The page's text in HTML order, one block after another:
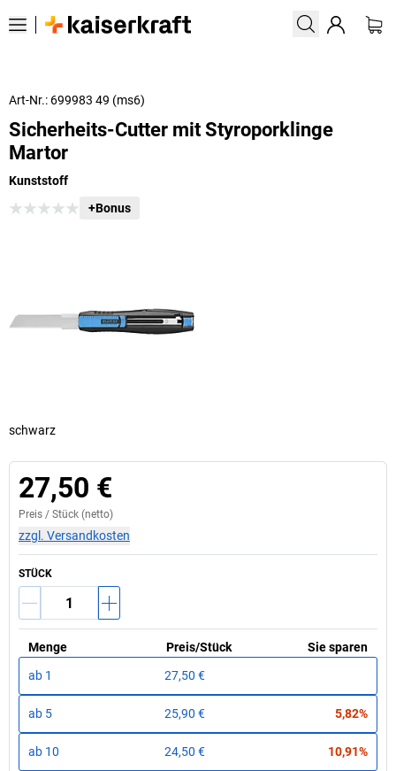
Art-Nr.: 699983 49 (ms6)
Sicherheits-Cutter mit Styroporklinge
Martor
Kunststoff
+Bonus
schwarz
27,50 €
Preis / Stück (netto)
zzgl. Versandkosten
STÜCK
Menge Preis/Stück
Sie sparen
ab 1 27,50 €
ab 5 25,90 € 5,82%
ab 10 24,50 € 10,91%